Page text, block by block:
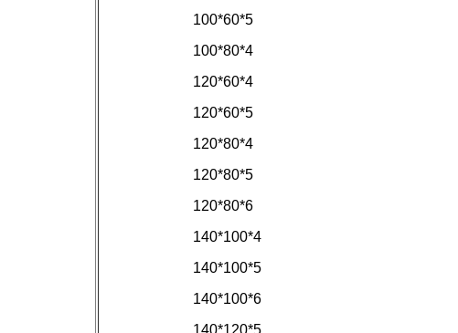
100*60*5
100*80*4
120*60*4
120*60*5
120*80*4
120*80*5
120*80*6
140*100*4
140*100*5
140*100*6
140*120*5